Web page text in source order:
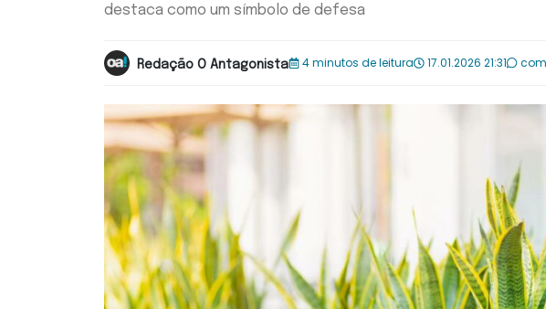
destaca como um símbolo de defesa
Redação O Antagonista 4 minutos de leitura 17.01.2026 21:31